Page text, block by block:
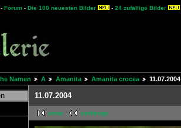
- Forum - Die 100 neuesten Bilder - 24 zufällige Bilder
Namen A Amanita Amanita crocea 11.07.2004
11.07.2004
erste vorherige